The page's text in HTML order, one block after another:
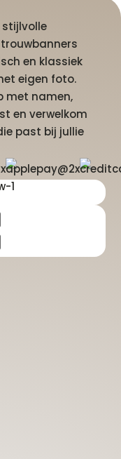
en klassiek
eigen foto.
met namen,
en verwelkom
past bij jullie